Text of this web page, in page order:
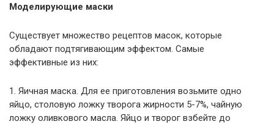
Моделирующие маски
Существует множество рецептов масок, которые
обладают подтягивающим эффектом. Самые
эффективные из них:
1. Яичная маска. Для ее приготовления возьмите одно
яйцо, столовую ложку творога жирности 5-7%, чайную
ложку оливкового масла. Яйцо и творог взбейте до